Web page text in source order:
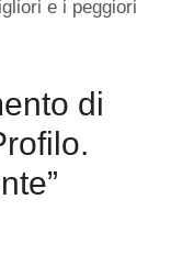
e i peggiori
di